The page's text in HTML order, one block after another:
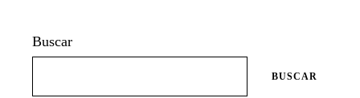
Buscar
BUSCAR